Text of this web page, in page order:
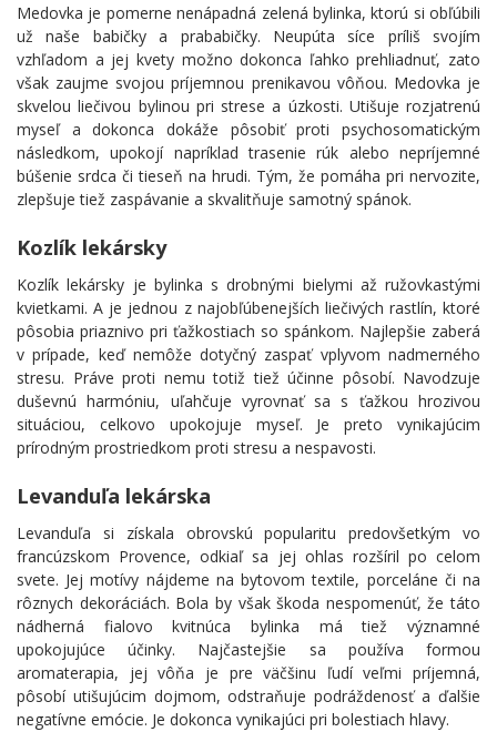
Medovka je pomerne nenápadná zelená bylinka, ktorú si obľúbili
už naše babičky a prababičky. Neupúta síce príliš svojím
vzhľadom a jej kvety možno dokonca ľahko prehliadnuť, zato
však zaujme svojou príjemnou prenikavou vôňou. Medovka je
skvelou liečivou bylinou pri strese a úzkosti. Utišuje rozjatrenú
myseľ a dokonca dokáže pôsobiť proti psychosomatickým
následkom, upokojí napríklad trasenie rúk alebo nepríjemné
búšenie srdca či tieseň na hrudi. Tým, že pomáha pri nervozite,
zlepšuje tiež zaspávanie a skvalitňuje samotný spánok.
Kozlík lekársky
Kozlík lekársky je bylinka s drobnými bielymi až ružovkastými
kvietkami. A je jednou z najobľúbenejších liečivých rastlín, ktoré
pôsobia priaznivo pri ťažkostiach so spánkom. Najlepšie zaberá
v prípade, keď nemôže dotyčný zaspať vplyvom nadmerného
stresu. Práve proti nemu totiž tiež účinne pôsobí. Navodzuje
duševnú harmóniu, uľahčuje vyrovnať sa s ťažkou hrozivou
situáciou, celkovo upokojuje myseľ. Je preto vynikajúcim
prírodným prostriedkom proti stresu a nespavosti.
Levanduľa lekárska
Levanduľa si získala obrovskú popularitu predovšetkým vo
francúzskom Provence, odkiaľ sa jej ohlas rozšíril po celom
svete. Jej motívy nájdeme na bytovom textile, porceláne či na
rôznych dekoráciách. Bola by však škoda nespomenúť, že táto
nádherná fialovo kvitnúca bylinka má tiež významné
upokojujúce účinky. Najčastejšie sa používa formou
aromaterapia, jej vôňa je pre väčšinu ľudí veľmi príjemná,
pôsobí utišujúcim dojmom, odstraňuje podráždenosť a ďalšie
negatívne emócie. Je dokonca vynikajúci pri bolestiach hlavy.